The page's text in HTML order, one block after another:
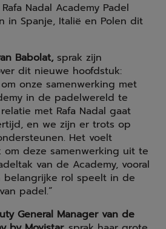
Nadal Academy Padel
in Spanje, Italië en Polen dit
Babolat,sprak zijn
dit nieuwe hoofdstuk:
onze samenwerking met
in de padelwereld te
met Rafa Nadal gaat
en we zijn er trots op
Het voelt
om deze samenwerking uit te
van de Academy, vooral
belangrijke rol speelt in de
padel.”
General Manager van de